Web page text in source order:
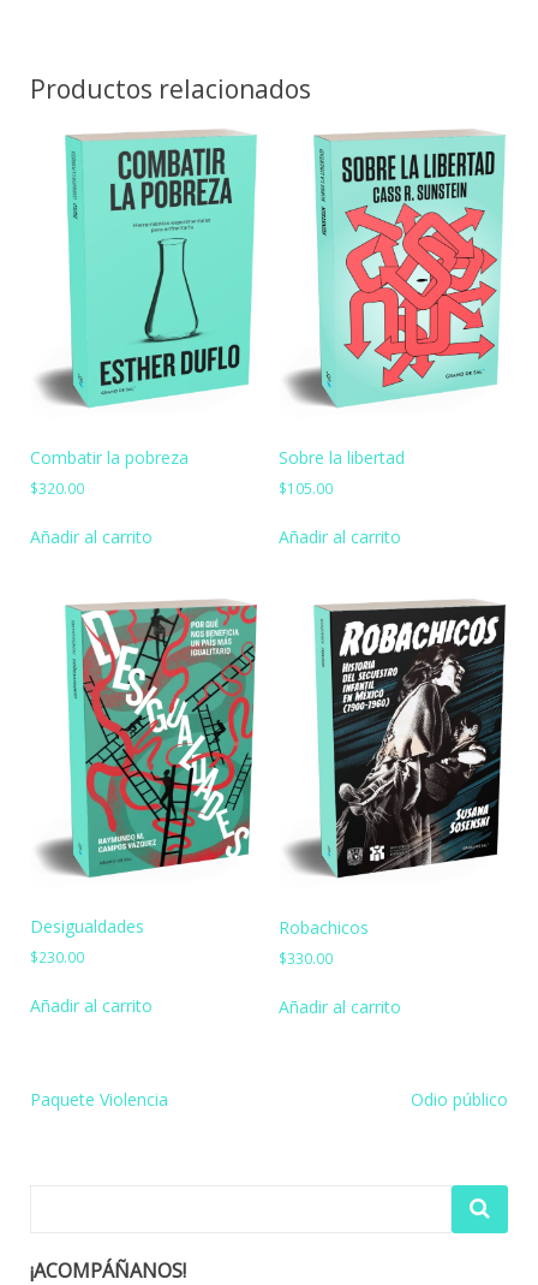
Productos relacionados
Combatir la pobreza
$320.00
Añadir al carrito
Sobre la libertad
$105.00
Añadir al carrito
Desigualdades
$230.00
Añadir al carrito
Robachicos
$330.00
Añadir al carrito
Navegación
Paquete Violencia Odio público
¡ACOMPÁÑANOS!